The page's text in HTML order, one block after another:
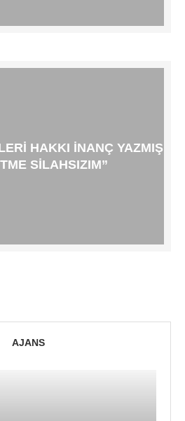
HAKKI İNANÇ YAZMIŞ
SILAHSIZIM”
AJANS